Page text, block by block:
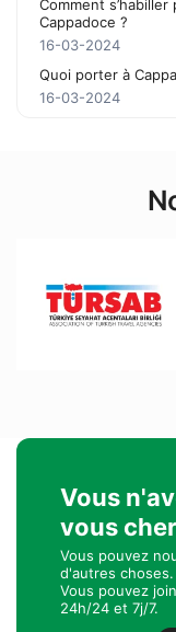
Comment
Cappadoce ?
16-03-2024
Quoi porter à
16-03-2024
Vous
vous
Vous pouvez
d'autres choses.
Vous pouvez
24h/24 et 7j/7.